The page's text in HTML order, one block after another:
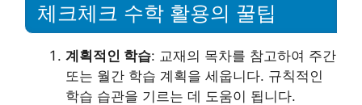
체크체크 수학 활용의 꿀팁
계획적인 학습: 교재의 목차를 참고하여 주간
또는 월간 학습 계획을 세웁니다. 규칙적인
학습 습관을 기르는 데 도움이 됩니다.